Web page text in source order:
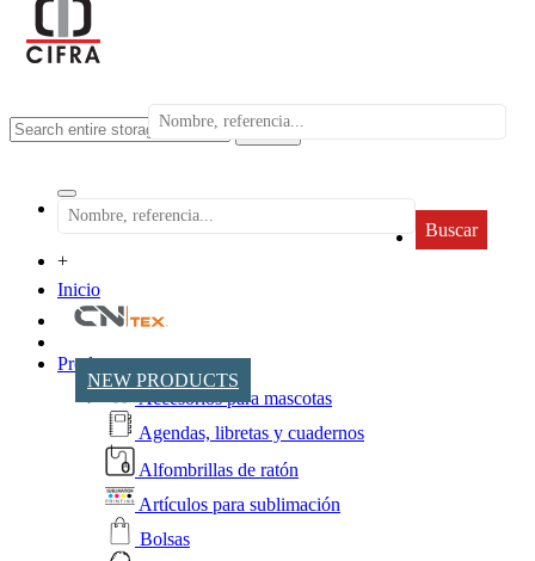
search
Buscar
+
Inicio
NEW PRODUCTS
Productos
Accesorios para mascotas
Agendas, libretas y cuadernos
Alfombrillas de ratón
Artículos para sublimación
Bolsas